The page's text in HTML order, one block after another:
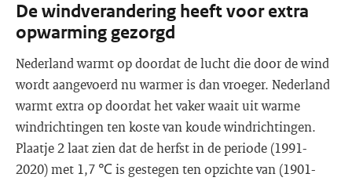
De windverandering heeft voor extra
opwarming gezorgd
Nederland warmt op doordat de lucht die door de wind
wordt aangevoerd nu warmer is dan vroeger. Nederland
warmt extra op doordat het vaker waait uit warme
windrichtingen ten koste van koude windrichtingen.
Plaatje 2 laat zien dat de herfst in de periode (1991-
2020) met 1,7 ℃ is gestegen ten opzichte van (1901-